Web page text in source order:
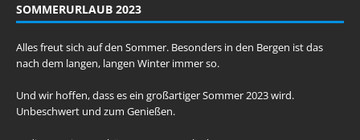
SOMMERURLAUB 2023
Alles freut sich auf den Sommer. Besonders in den Bergen ist das
nach dem langen, langen Winter immer so.
Und wir hoffen, dass es ein großartiger Sommer 2023 wird.
Unbeschwert und zum Genießen.